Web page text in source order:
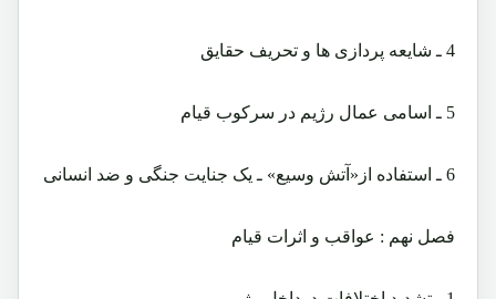
4 ـ شایعه پردازی ها و تحریف حقایق
5 ـ اسامی عمال رژیم در سرکوب قیام
6 ـ استفاده از«آتش وسیع» ـ یک جنایت جنگی و ضد انسانی
فصل نهم : عواقب و اثرات قیام